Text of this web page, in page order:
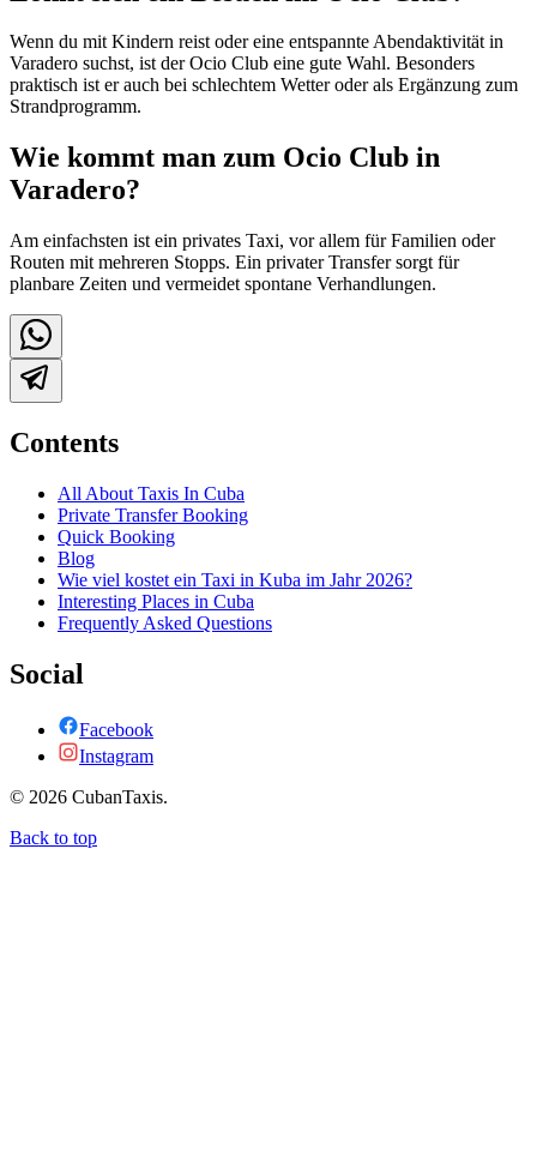
Wenn du mit Kindern reist oder eine entspannte Abendaktivität in
Varadero suchst, ist der Ocio Club eine gute Wahl. Besonders
praktisch ist er auch bei schlechtem Wetter oder als Ergänzung zum
Strandprogramm.
Wie kommt man zum Ocio Club in
Varadero?
Am einfachsten ist ein privates Taxi, vor allem für Familien oder
Routen mit mehreren Stopps. Ein privater Transfer sorgt für
planbare Zeiten und vermeidet spontane Verhandlungen.
Contents
All About Taxis In Cuba
Private Transfer Booking
Quick Booking
Blog
Wie viel kostet ein Taxi in Kuba im Jahr 2026?
Interesting Places in Cuba
Frequently Asked Questions
Social
Facebook
Instagram
© 2026 CubanTaxis.
Back to top